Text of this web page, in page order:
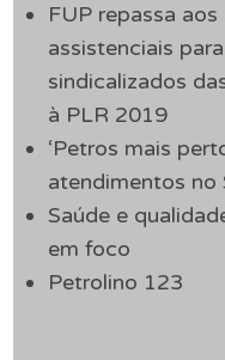
FUP repassa
assistenciais
sindicalizados
à PLR 2019
‘Petros mais
atendimentos no
Saúde e
em foco
Petrolino 123